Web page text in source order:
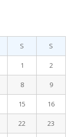
S S
1 2
8 9
15 16
22 23